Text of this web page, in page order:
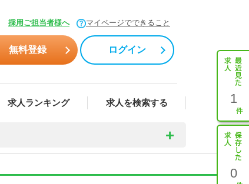
採用ご担当者様へ マイページでできること
無料登録 ログイン
求人ランキング 求人を検索する 1
0